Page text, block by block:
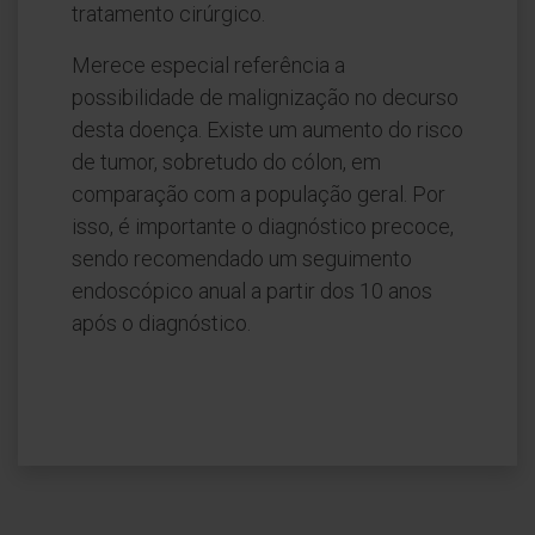
tratamento cirúrgico.
Merece especial referência a
possibilidade de malignização no decurso
desta doença. Existe um aumento do risco
de tumor, sobretudo do cólon, em
comparação com a população geral. Por
isso, é importante o diagnóstico precoce,
sendo recomendado um seguimento
endoscópico anual a partir dos 10 anos
após o diagnóstico.